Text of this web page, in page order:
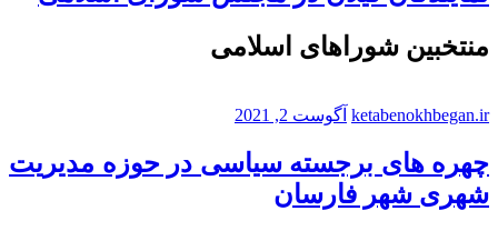
منتخبین شوراهای اسلامی
ketabenokhbegan.ir آگوست 2, 2021
چهره های برجسته سیاسی در حوزه مدیریت
شهری شهر فارسان